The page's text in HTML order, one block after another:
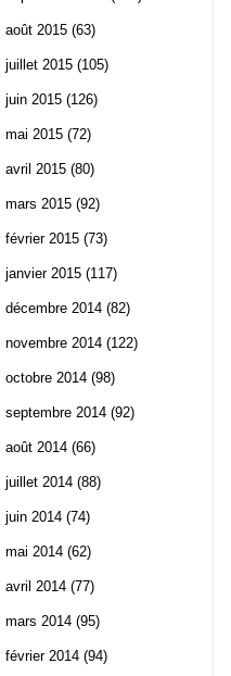
août 2015 (63)
juillet 2015 (105)
juin 2015 (126)
mai 2015 (72)
avril 2015 (80)
mars 2015 (92)
février 2015 (73)
janvier 2015 (117)
décembre 2014 (82)
novembre 2014 (122)
octobre 2014 (98)
septembre 2014 (92)
août 2014 (66)
juillet 2014 (88)
juin 2014 (74)
mai 2014 (62)
avril 2014 (77)
mars 2014 (95)
février 2014 (94)